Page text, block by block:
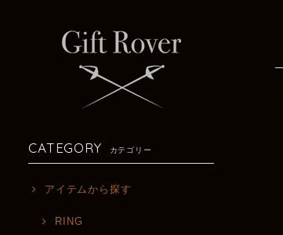
CATEGORY カテゴリー
アイテムから探す
RING